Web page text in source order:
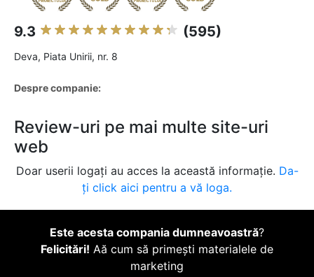
9.3 (595)
Deva, Piata Unirii, nr. 8
Despre companie:
Review-uri pe mai multe site-uri
web
Doar userii logați au acces la această informație. Da-
ți click aici pentru a vă loga.
Este acesta compania dumneavoastră?
Felicitări! Aă cum să primești materialele de
marketing